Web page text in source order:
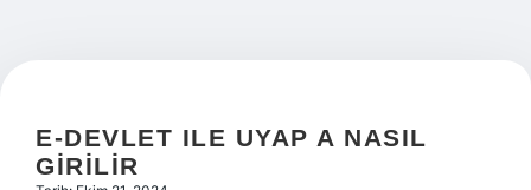
E-DEVLET ILE UYAP A NASIL
GIRILIR